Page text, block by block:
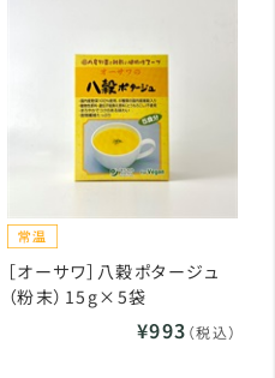
［オーサワ］八穀ポタージュ
（粉末）15g×5袋
¥993 （税込）